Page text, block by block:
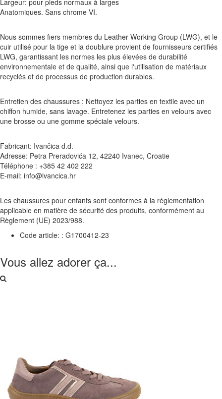
Largeur: pour pieds normaux à larges
Anatomiques. Sans chrome VI.
Nous sommes fiers membres du Leather Working Group (LWG), et le
cuir utilisé pour la tige et la doublure provient de fournisseurs certifiés
LWG, garantissant les normes les plus élevées de durabilité
environnementale et de qualité, ainsi que l'utilisation de matériaux
recyclés et de processus de production durables.
Entretien des chaussures : Nettoyez les parties en textile avec un
chiffon humide, sans lavage. Entretenez les parties en velours avec
une brosse ou une gomme spéciale velours.
Fabricant: Ivančica d.d.
Adresse: Petra Preradovića 12, 42240 Ivanec, Croatie
Téléphone : +385 42 402 222
E-mail: info@ivancica.hr
Les chaussures pour enfants sont conformes à la réglementation
applicable en matière de sécurité des produits, conformément au
Règlement (UE) 2023/988.
Code article: : G1700412-23
Vous allez adorer ça...